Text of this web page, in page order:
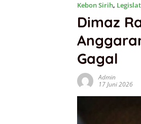
Kebon Sirih,
Dimaz
Gagal
Admin
17 Juni 2026